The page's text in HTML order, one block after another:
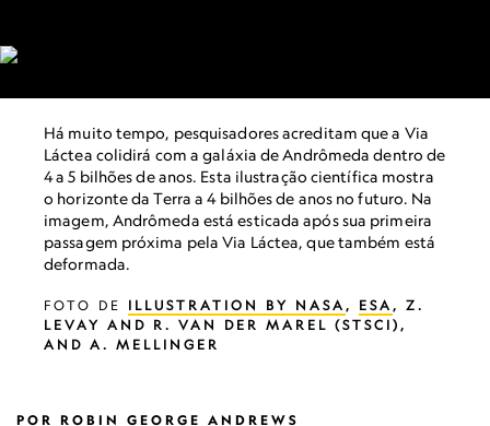
Há muito tempo, pesquisadores acreditam que a Via
Láctea colidirá com a galáxia de Andrômeda dentro de
4 a 5 bilhões de anos. Esta ilustração científica mostra
o horizonte da Terra a 4 bilhões de anos no futuro. Na
imagem, Andrômeda está esticada após sua primeira
passagem próxima pela Via Láctea, que também está
deformada.
FOTO DE ILLUSTRATION BY NASA , ESA , Z.
LEVAY AND R. VAN DER MAREL (STSCI),
AND A. MELLINGER
POR ROBIN GEORGE ANDREWS